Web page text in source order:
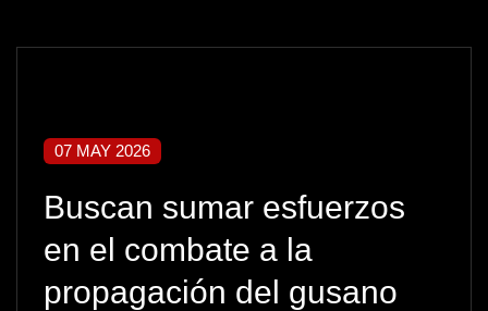
07 MAY 2026
Buscan sumar esfuerzos
en el combate a la
propagación del gusano